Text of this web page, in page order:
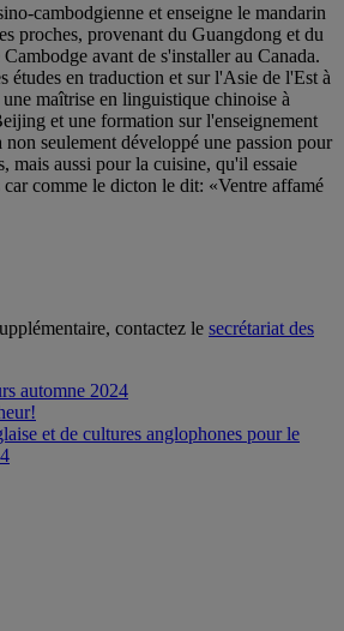
cambodgienne et enseigne le mandarin
proches, provenant du Guangdong et du
avant de s'installer au Canada.
études en traduction et sur l'Asie de l'Est à
maîtrise en linguistique chinoise à
et une formation sur l'enseignement
seulement développé une passion pour
mais aussi pour la cuisine, qu'il essaie
car comme le dicton le dit: «Ventre affamé
contactez le secrétariat des
automne 2024
et de cultures anglophones pour le